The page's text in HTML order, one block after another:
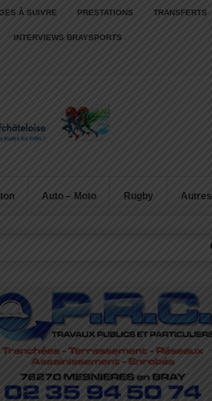
À SUIVRE PRESTATIONS TRANSFERTS
INTERVIEWS BRAYSPORTS
Auto – Moto Rugby Autres